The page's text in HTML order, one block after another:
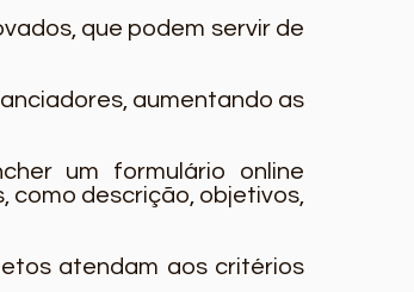
que podem servir de
aumentando as
um formulário online
como descrição, objetivos,
atendam aos critérios